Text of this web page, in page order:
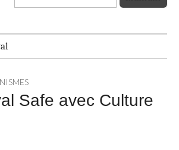
Safe avec Culture